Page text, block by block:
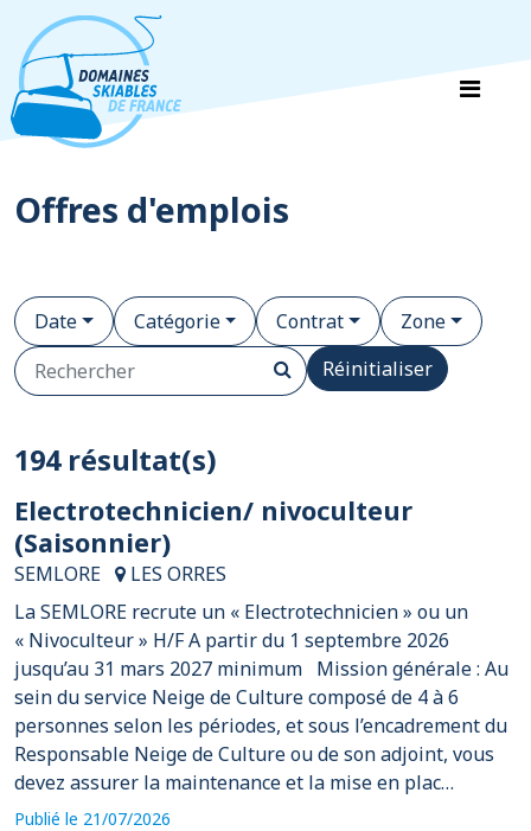
Offres d'emplois
Date Catégorie Contrat
Zone
Réinitialiser
194 résultat(s)
Electrotechnicien/ nivoculteur
(Saisonnier)
SEMLORE
LES ORRES
La SEMLORE recrute un « Electrotechnicien » ou un
« Nivoculteur » H/F A partir du 1 septembre 2026
jusqu’au 31 mars 2027 minimum Mission générale : Au
sein du service Neige de Culture composé de 4 à 6
personnes selon les périodes, et sous l’encadrement du
Responsable Neige de Culture ou de son adjoint, vous
devez assurer la maintenance et la mise en plac…
Publié le 21/07/2026
Panneau de gestion des cookies